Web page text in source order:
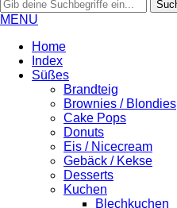
MENU
Home
Index
Süßes
Brandteig
Brownies / Blondies
Cake Pops
Donuts
Eis / Nicecream
Gebäck / Kekse
Desserts
Kuchen
Blechkuchen